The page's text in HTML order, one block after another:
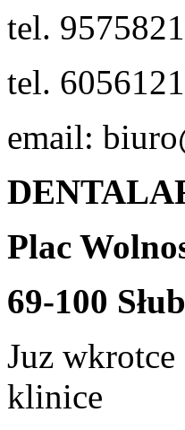
tel.
tel.
email:
Plac
69-100
Juz wkrotce
klinice